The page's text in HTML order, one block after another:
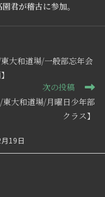
君が稽古に参加。
大和道場/一般部忘年会
次の投稿
大和道場/月曜日少年部
クラス】
19日